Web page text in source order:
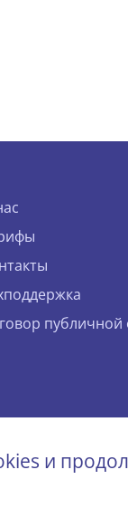
публичной
bidcar.eu
праваи